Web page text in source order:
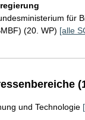
für
(20. WP) [alle
und Technologie